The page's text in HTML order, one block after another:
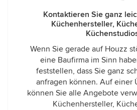
Kontaktieren Sie ganz
Küchenhersteller,
Wenn Sie gerade auf Houzz
eine Baufirma im Sinn
feststellen, dass Sie ganz
anfragen können. Auf einer
können Sie alle Angebote
Küchenhersteller,